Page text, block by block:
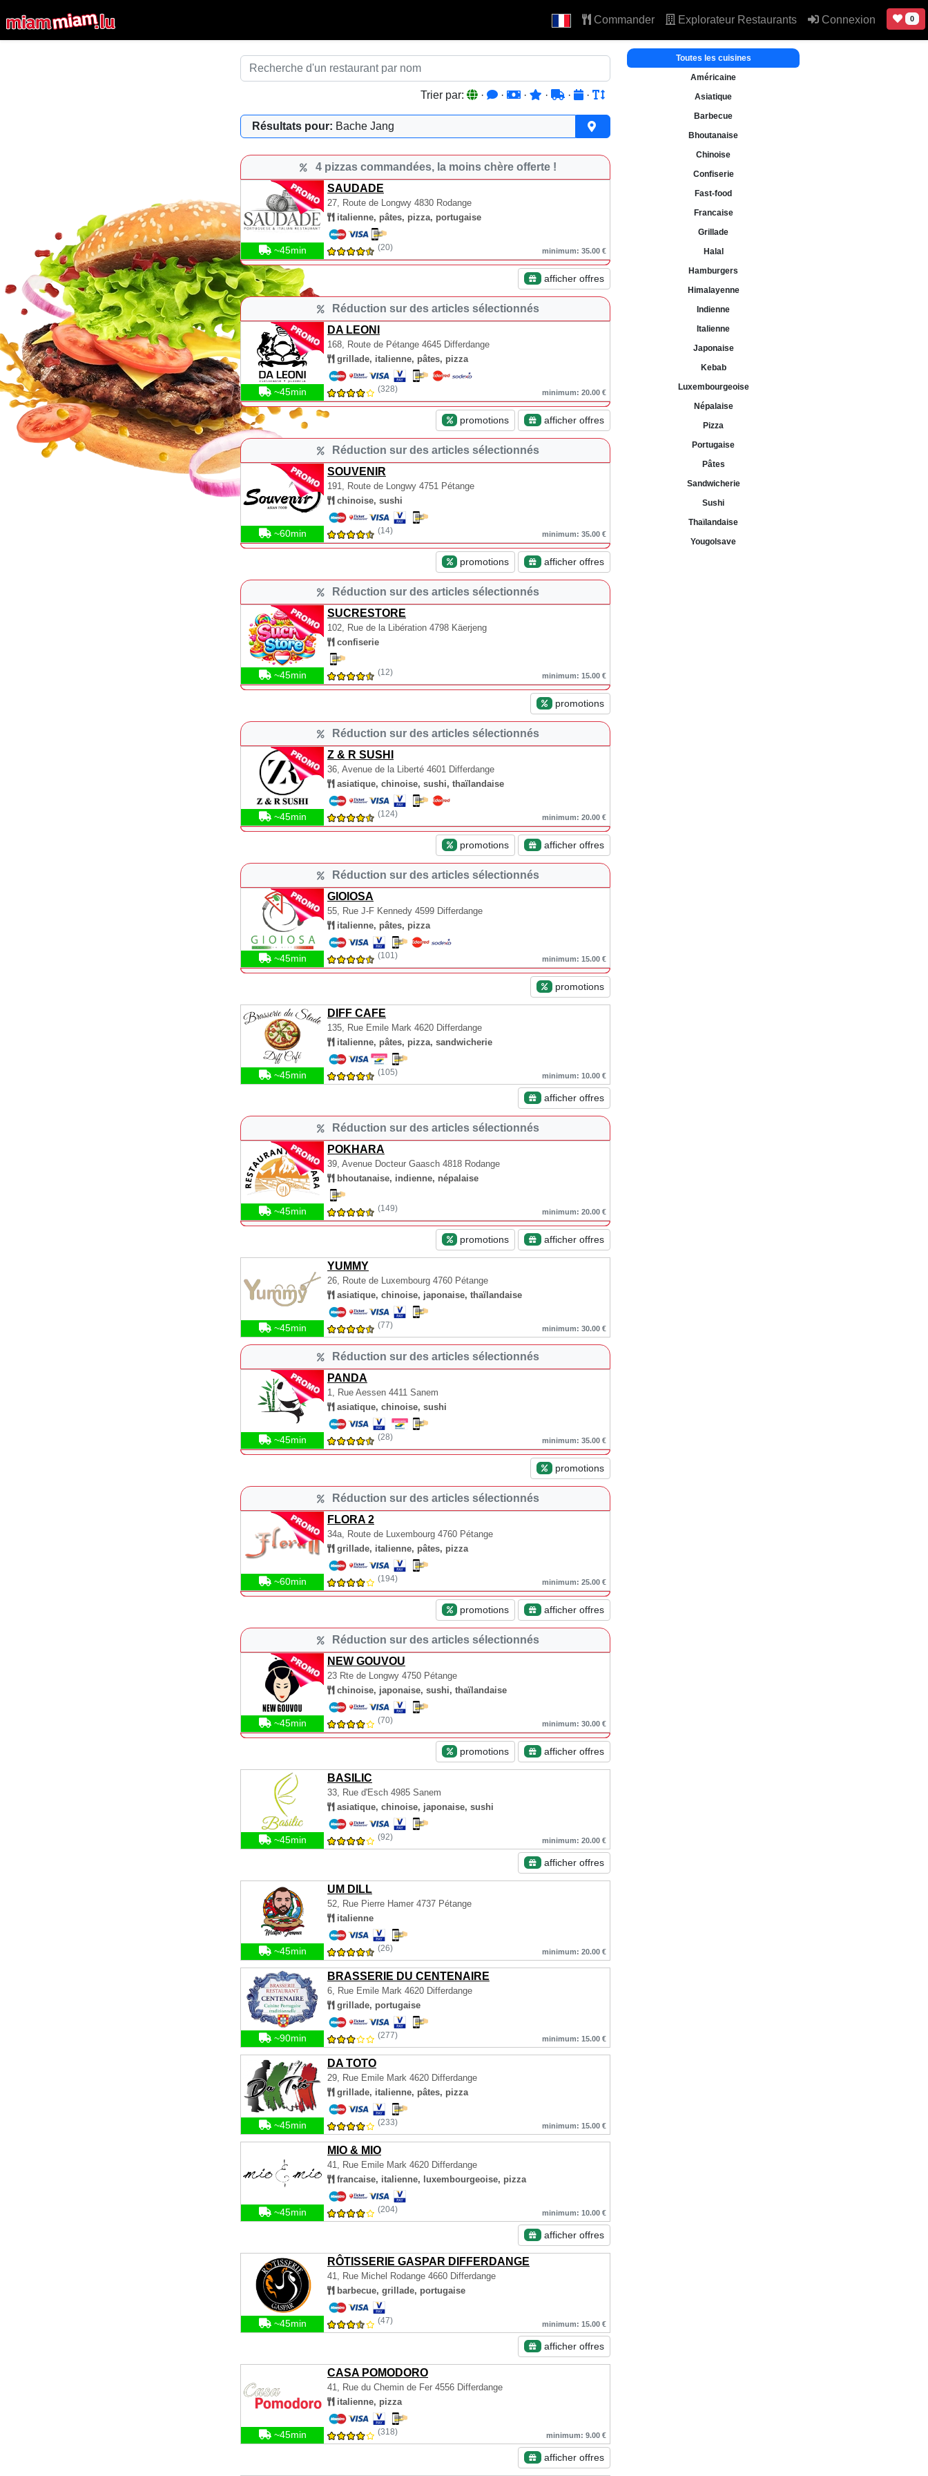
Commander Explorateur Restaurants Connexion 0
Trier par: · · · · · ·
Résultats pour: Bache Jang
4 pizzas commandées, la moins chère offerte !
SAUDADE
27, Route de Longwy 4830 Rodange
italienne, pâtes, pizza, portugaise
~45min (20) minimum: 35.00 €
afficher offres
Réduction sur des articles sélectionnés
DA LEONI
168, Route de Pétange 4645 Differdange
grillade, italienne, pâtes, pizza
~45min (328) minimum: 20.00 €
promotions afficher offres
Réduction sur des articles sélectionnés
SOUVENIR
191, Route de Longwy 4751 Pétange
chinoise, sushi
~60min (14) minimum: 35.00 €
promotions afficher offres
Réduction sur des articles sélectionnés
SUCRESTORE
102, Rue de la Libération 4798 Käerjeng
confiserie
~45min (12) minimum: 15.00 €
promotions
Réduction sur des articles sélectionnés
Z & R SUSHI
36, Avenue de la Liberté 4601 Differdange
asiatique, chinoise, sushi, thaïlandaise
~45min (124) minimum: 20.00 €
promotions afficher offres
Réduction sur des articles sélectionnés
GIOIOSA
55, Rue J-F Kennedy 4599 Differdange
italienne, pâtes, pizza
~45min (101) minimum: 15.00 €
promotions
DIFF CAFE
135, Rue Emile Mark 4620 Differdange
italienne, pâtes, pizza, sandwicherie
~45min (105) minimum: 10.00 €
afficher offres
Réduction sur des articles sélectionnés
POKHARA
39, Avenue Docteur Gaasch 4818 Rodange
bhoutanaise, indienne, népalaise
~45min (149) minimum: 20.00 €
promotions afficher offres
YUMMY
26, Route de Luxembourg 4760 Pétange
asiatique, chinoise, japonaise, thaïlandaise
~45min (77) minimum: 30.00 €
Réduction sur des articles sélectionnés
PANDA
1, Rue Aessen 4411 Sanem
asiatique, chinoise, sushi
~45min (28) minimum: 35.00 €
promotions
Réduction sur des articles sélectionnés
FLORA 2
34a, Route de Luxembourg 4760 Pétange
grillade, italienne, pâtes, pizza
~60min (194) minimum: 25.00 €
promotions afficher offres
Réduction sur des articles sélectionnés
NEW GOUVOU
23 Rte de Longwy 4750 Pétange
chinoise, japonaise, sushi, thaïlandaise
~45min (70) minimum: 30.00 €
promotions afficher offres
BASILIC
33, Rue d'Esch 4985 Sanem
asiatique, chinoise, japonaise, sushi
~45min (92) minimum: 20.00 €
afficher offres
UM DILL
52, Rue Pierre Hamer 4737 Pétange
italienne
~45min (26) minimum: 20.00 €
BRASSERIE DU CENTENAIRE
6, Rue Emile Mark 4620 Differdange
grillade, portugaise
~90min (277) minimum: 15.00 €
DA TOTO
29, Rue Emile Mark 4620 Differdange
grillade, italienne, pâtes, pizza
~45min (233) minimum: 15.00 €
MIO & MIO
41, Rue Emile Mark 4620 Differdange
francaise, italienne, luxembourgeoise, pizza
~45min (204) minimum: 10.00 €
afficher offres
RÔTISSERIE GASPAR DIFFERDANGE
41, Rue Michel Rodange 4660 Differdange
barbecue, grillade, portugaise
~45min (47) minimum: 15.00 €
afficher offres
CASA POMODORO
41, Rue du Chemin de Fer 4556 Differdange
italienne, pizza
~45min (318) minimum: 9.00 €
afficher offres
Toutes les cuisines
Américaine
Asiatique
Barbecue
Bhoutanaise
Chinoise
Confiserie
Fast-food
Francaise
Grillade
Halal
Hamburgers
Himalayenne
Indienne
Italienne
Japonaise
Kebab
Luxembourgeoise
Népalaise
Pizza
Portugaise
Pâtes
Sandwicherie
Sushi
Thaïlandaise
Yougolsave